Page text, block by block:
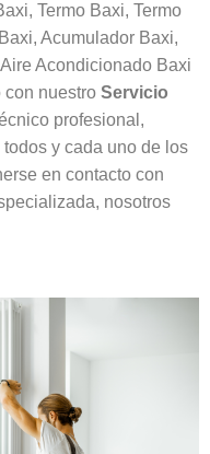
Termo Baxi, Termo
Acumulador Baxi,
Acondicionado Baxi
con nuestro Servicio
profesional,
y cada uno de los
en contacto con
nosotros